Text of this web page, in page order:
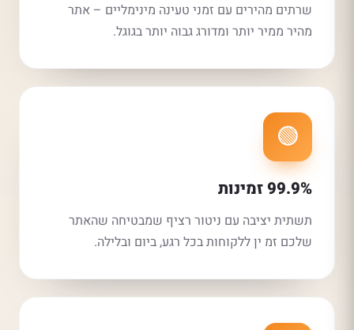
שרתים מהירים עם זמני טעינה מינימליים – אתר
מהיר ממיר יותר ומדורג גבוה יותר בגוגל.
🟢
99.9% זמינות
תשתית יציבה עם ניטור רציף שמבטיחה שהאתר
שלכם זמ ין ללקוחות בכל רגע, ביום ובלילה.